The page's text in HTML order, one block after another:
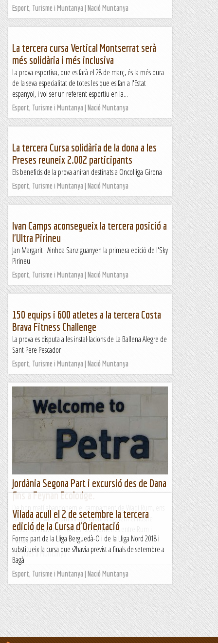
Esport, Turisme i Muntanya | Nació Muntanya
La tercera cursa Vertical Montserrat serà
més solidària i més inclusiva
La prova esportiva, que es farà el 28 de març, és la més dura
de la seva especialitat de totes les que es fan a l'Estat
espanyol, i vol ser un referent esportiu en la...
Esport, Turisme i Muntanya | Nació Muntanya
La tercera Cursa solidària de la dona a les
Preses reuneix 2.002 participants
Els beneficis de la prova aniran destinats a Oncolliga Girona
Esport, Turisme i Muntanya | Nació Muntanya
Ivan Camps aconsegueix la tercera posició a
l'Ultra Pirineu
Jan Margarit i Ainhoa Sanz guanyen la primera edició de l'Sky
Pirineu
Esport, Turisme i Muntanya | Nació Muntanya
150 equips i 600 atletes a la tercera Costa
Brava Fitness Challenge
La prova es disputa a les instal·lacions de La Ballena Alegre de
Sant Pere Pescador
Esport, Turisme i Muntanya | Nació Muntanya
Jordània Segona Part i excursió des de Dana
fins a Feynan Ecolodge.
De bon matí abandonem el campament de Wadi Rum, ens
tornen a deixar a Rum Village i aquí ja agafem el nostre
cotxe. Tot i haver-hi només 120 kilòmetres entre Rum i
Petra,...
Sortides a Muntanya
Vilada acull el 2 de setembre la tercera
edició de la Cursa d'Orientació
Forma part de la Lliga Berguedà-O i de la Lliga Nord 2018 i
substitueix la cursa que s?havia previst a finals de setembre a
Bagà
Esport, Turisme i Muntanya | Nació Muntanya